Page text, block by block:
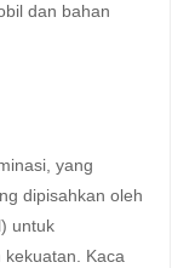
dan bahan
yang
dipisahkan oleh
untuk
kekuatan. Kaca